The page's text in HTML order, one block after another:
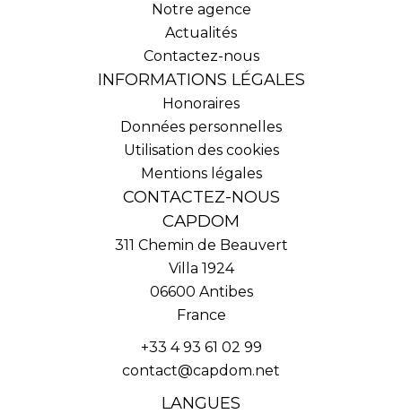
Notre agence
Actualités
Contactez-nous
INFORMATIONS LÉGALES
Honoraires
Données personnelles
Utilisation des cookies
Mentions légales
CONTACTEZ-NOUS
CAPDOM
311 Chemin de Beauvert
Villa 1924
06600 Antibes
France
+33 4 93 61 02 99
contact@capdom.net
LANGUES